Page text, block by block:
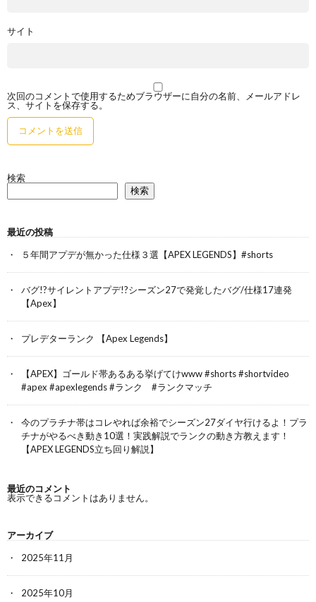
サイト
次回のコメントで使用するためブラウザーに自分の名前、メールアドレ
ス、サイトを保存する。
検索
検索
最近の投稿
５年間アプデが無かった仕様３選【APEX LEGENDS】#shorts
バグ!?サイレントアプデ!?シーズン27で発覚したバグ/仕様17連発
【Apex】
プレデターランク 【Apex Legends】
【APEX】ゴールド帯あるある挙げてけwww #shorts #shortvideo
#apex #apexlegends #ランク #ランクマッチ
今のプラチナ帯はコレやれば余裕でシーズン27ダイヤ行けるよ！プラ
チナがやるべき動き10選！実践解説でランクの動き方教えます！
【APEX LEGENDS立ち回り解説】
最近のコメント
表示できるコメントはありません。
アーカイブ
2025年11月
2025年10月